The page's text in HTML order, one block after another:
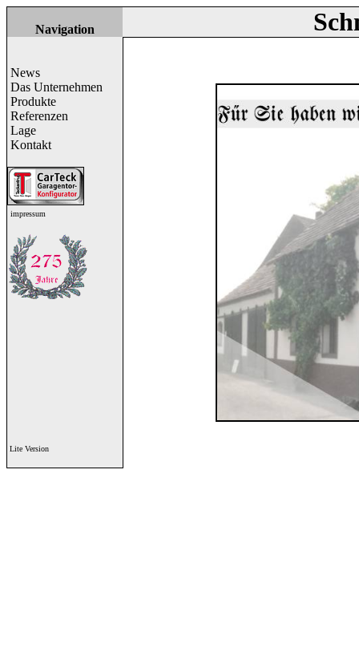
Navigation
News
Das Unternehmen
Produkte
Referenzen
Lage
Kontakt
impressum
Lite Version